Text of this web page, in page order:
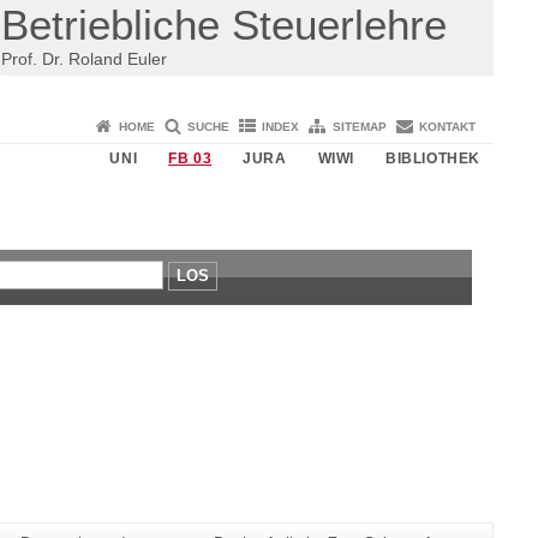
Betriebliche Steuerlehre
Prof. Dr. Roland Euler
HOME SUCHE INDEX SITEMAP KONTAKT
UNI FB 03 JURA WIWI BIBLIOTHEK
LOS